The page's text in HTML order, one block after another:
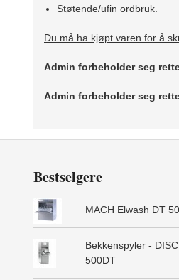
Støtende/ufin ordbruk.
Du må ha kjøpt varen for å
Admin forbeholder seg
Admin forbeholder seg
Bestselgere
MACH Elwash DT
Bekkenspyler -
500DT